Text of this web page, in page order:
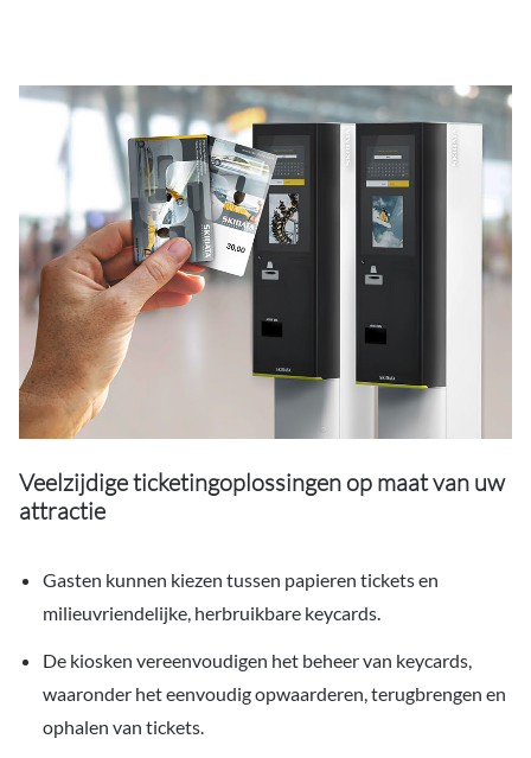
Veelzijdige ticketingoplossingen op maat van uw
attractie
Gasten kunnen kiezen tussen papieren tickets en
milieuvriendelijke, herbruikbare keycards.
De kiosken vereenvoudigen het beheer van keycards,
waaronder het eenvoudig opwaarderen, terugbrengen en
ophalen van tickets.